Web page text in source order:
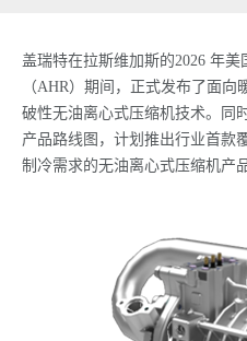
盖瑞特在拉斯维加斯的2026 年
（AHR）期间，正式发布了面
破性无油离心式压缩机技术。同
产品路线图，计划推出行业首款
制冷需求的无油离心式压缩机产